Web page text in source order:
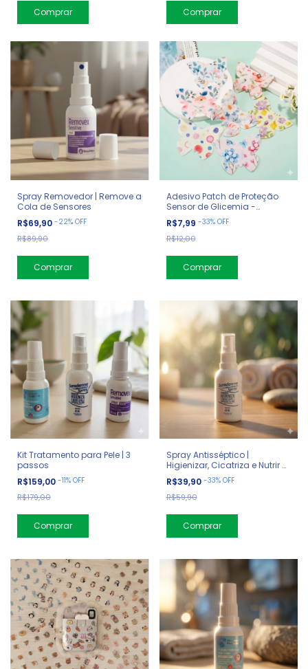
Comprar Comprar
Spray Removedor | Remove a
Cola de Sensores
R$69,90 -22% OFF
R$89,90
Adesivo Patch de Proteção
Sensor de Glicemia -
Borboletas
R$7,99 -33% OFF
R$12,00
Comprar
Kit Tratamento para Pele | 3
passos
R$159,00 -11% OFF
R$179,00
Spray Antisséptico |
Higienizar, Cicatriza e Nutrir a
Pele
R$39,90 -33% OFF
R$59,90